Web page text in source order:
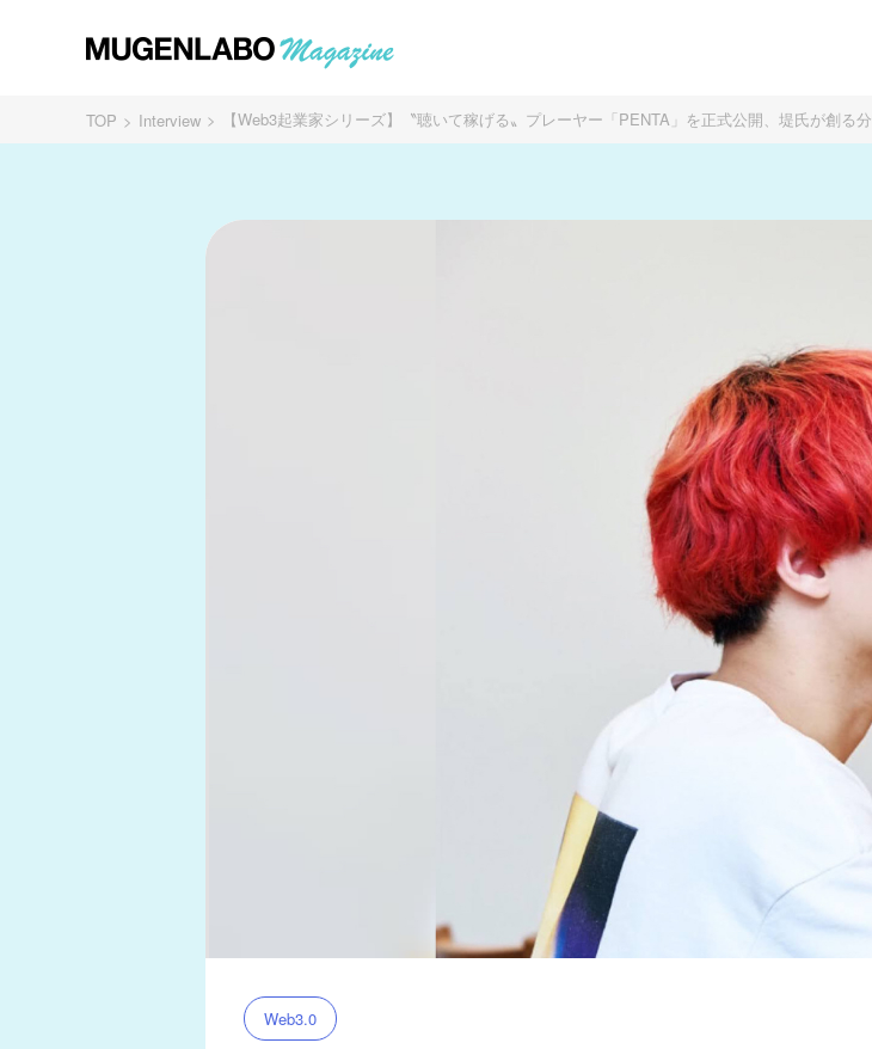
TOP Interview 【Web3起業家シリーズ】〝聴いて稼げる〟プレーヤー「PENTA」を正式公開、堤氏が創る
Web3.0